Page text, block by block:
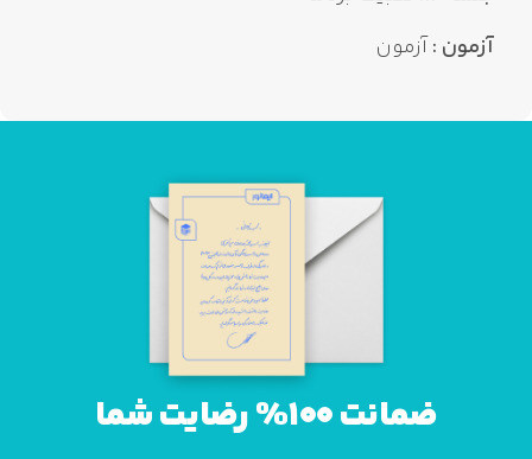
آزمون :آزمون
ضمانت 100% رضایت شما